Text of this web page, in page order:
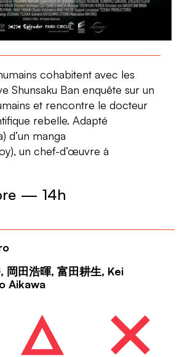
cohabitent avec les
Shunsaku Ban enquête sur un
et rencontre le docteur
rebelle. Adapté
) d’un manga
), un chef-d’œuvre à
— 14h
岡田浩暉, 富田耕生, Kei
Aikawa